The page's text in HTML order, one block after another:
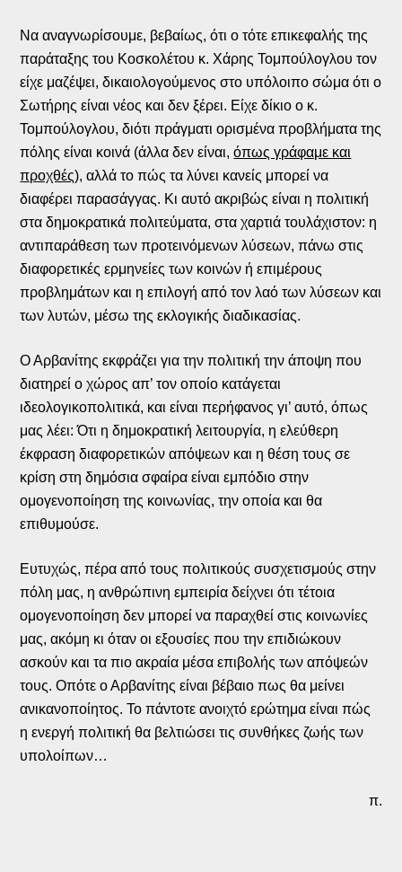
Να αναγνωρίσουμε, βεβαίως, ότι ο τότε επικεφαλής της
παράταξης του Κοσκολέτου κ. Χάρης Τομπούλογλου τον
είχε μαζέψει, δικαιολογούμενος στο υπόλοιπο σώμα ότι ο
Σωτήρης είναι νέος και δεν ξέρει. Είχε δίκιο ο κ.
Τομπούλογλου, διότι πράγματι ορισμένα προβλήματα της
πόλης είναι κοινά (άλλα δεν είναι,όπως γράφαμε και
προχθές), αλλά το πώς τα λύνει κανείς μπορεί να
διαφέρει παρασάγγας. Κι αυτό ακριβώς είναι η πολιτική
στα δημοκρατικά πολιτεύματα, στα χαρτιά τουλάχιστον: η
αντιπαράθεση των προτεινόμενων λύσεων, πάνω στις
διαφορετικές ερμηνείες των κοινών ή επιμέρους
προβλημάτων και η επιλογή από τον λαό των λύσεων και
των λυτών, μέσω της εκλογικής διαδικασίας.
Ο Αρβανίτης εκφράζει για την πολιτική την άποψη που
διατηρεί ο χώρος απ’ τον οποίο κατάγεται
ιδεολογικοπολιτικά, και είναι περήφανος γι’ αυτό, όπως
μας λέει: Ότι η δημοκρατική λειτουργία, η ελεύθερη
έκφραση διαφορετικών απόψεων και η θέση τους σε
κρίση στη δημόσια σφαίρα είναι εμπόδιο στην
ομογενοποίηση της κοινωνίας, την οποία και θα
επιθυμούσε.
Ευτυχώς, πέρα από τους πολιτικούς συσχετισμούς στην
πόλη μας, η ανθρώπινη εμπειρία δείχνει ότι τέτοια
ομογενοποίηση δεν μπορεί να παραχθεί στις κοινωνίες
μας, ακόμη κι όταν οι εξουσίες που την επιδιώκουν
ασκούν και τα πιο ακραία μέσα επιβολής των απόψεών
τους. Οπότε ο Αρβανίτης είναι βέβαιο πως θα μείνει
ανικανοποίητος. Το πάντοτε ανοιχτό ερώτημα είναι πώς
η ενεργή πολιτική θα βελτιώσει τις συνθήκες ζωής των
υπολοίπων…
π.